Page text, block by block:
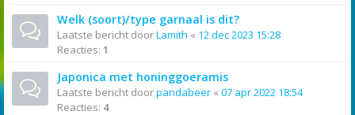
Welk (soort)/type garnaal is dit?
Laatste bericht doorLamith « 12 dec 2023 15:28
Reacties: 1
Japonica met honinggoeramis
Laatste bericht doorpandabeer « 07 apr 2022 18:54
Reacties: 4